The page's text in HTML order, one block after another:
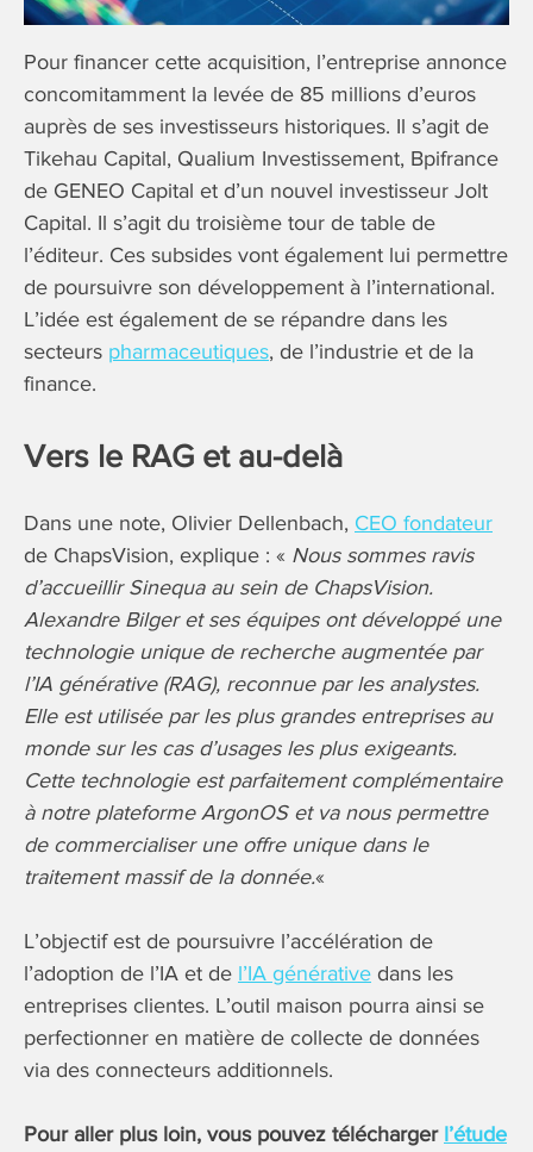
​Pour financer cette acquisition, l’entreprise annonce
concomitamment la levée de 85 millions d’euros
auprès de ses investisseurs historiques. Il s’agit de
Tikehau Capital, Qualium Investissement, Bpifrance
de GENEO Capital et d’un nouvel investisseur Jolt
Capital. Il s’agit du troisième tour de table de
l’éditeur. Ces subsides vont également lui permettre
de poursuivre son développement à l’international.
L’idée est également de se répandre dans les
secteurs pharmaceutiques, de l’industrie et de la
finance.
Vers le RAG et au-delà
Dans une note, Olivier Dellenbach, CEO fondateur
de ChapsVision, explique : « Nous sommes ravis
d’accueillir Sinequa au sein de ChapsVision.
Alexandre Bilger et ses équipes ont développé une
technologie unique de recherche augmentée par
l’IA générative (RAG), reconnue par les analystes.
Elle est utilisée par les plus grandes entreprises au
monde sur les cas d’usages les plus exigeants.
Cette technologie est parfaitement complémentaire
à notre plateforme ArgonOS et va nous permettre
de commercialiser une offre unique dans le
traitement massif de la donnée.«
L’objectif est de poursuivre l’accélération de
l’adoption de l’IA et de l’IA générative dans les
entreprises clientes. L’outil maison pourra ainsi se
perfectionner en matière de collecte de données
via des connecteurs additionnels.
Pour aller plus loin, vous pouvez télécharger l’étude